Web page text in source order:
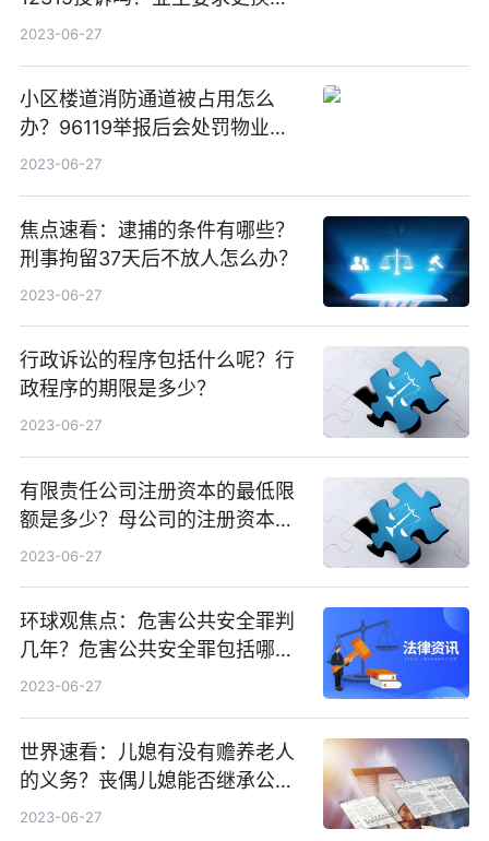
业需要什么程序？
2023-06-27
小区楼道消防通道被占用怎么
办？96119举报后会处罚物业
吗？
2023-06-27
焦点速看：逮捕的条件有哪些？
刑事拘留37天后不放人怎么办？
2023-06-27
行政诉讼的程序包括什么呢？行
政程序的期限是多少？
2023-06-27
有限责任公司注册资本的最低限
额是多少？母公司的注册资本可
以低于子公司吗？_全球今亮点
2023-06-27
环球观焦点：危害公共安全罪判
几年？危害公共安全罪包括哪些
罪名？
2023-06-27
世界速看：儿媳有没有赡养老人
的义务？丧偶儿媳能否继承公婆
遗产？
2023-06-27